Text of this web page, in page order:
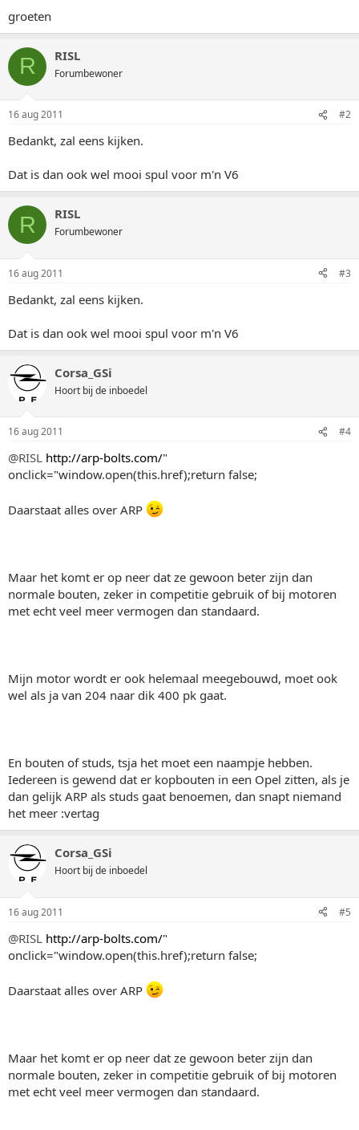
groeten
R RISL
Forumbewoner
16 aug 2011 #2
Bedankt, zal eens kijken.
Dat is dan ook wel mooi spul voor m'n V6
R RISL
Forumbewoner
16 aug 2011 #3
Bedankt, zal eens kijken.
Dat is dan ook wel mooi spul voor m'n V6
Corsa_GSi
Hoort bij de inboedel
16 aug 2011 #4
@RISL http://arp-bolts.com/"
onclick="window.open(this.href);return false;
Daarstaat alles over ARP
Maar het komt er op neer dat ze gewoon beter zijn dan
normale bouten, zeker in competitie gebruik of bij motoren
met echt veel meer vermogen dan standaard.
Mijn motor wordt er ook helemaal meegebouwd, moet ook
wel als ja van 204 naar dik 400 pk gaat.
En bouten of studs, tsja het moet een naampje hebben.
Iedereen is gewend dat er kopbouten in een Opel zitten, als je
dan gelijk ARP als studs gaat benoemen, dan snapt niemand
het meer :vertag
Corsa_GSi
Hoort bij de inboedel
16 aug 2011 #5
@RISL http://arp-bolts.com/"
onclick="window.open(this.href);return false;
Daarstaat alles over ARP
Maar het komt er op neer dat ze gewoon beter zijn dan
normale bouten, zeker in competitie gebruik of bij motoren
met echt veel meer vermogen dan standaard.